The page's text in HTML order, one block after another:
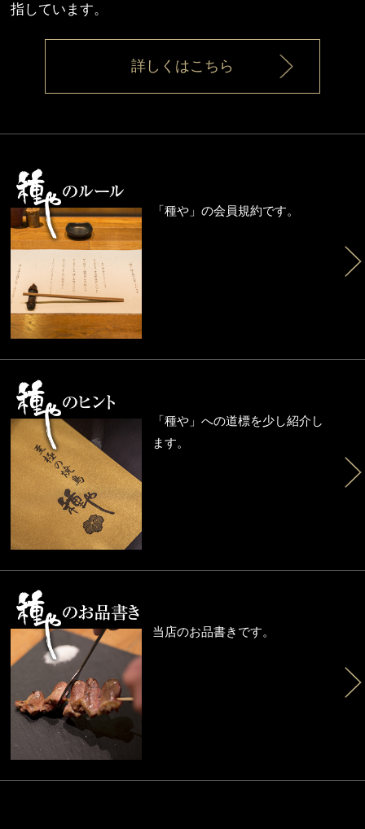
指しています。
詳しくはこちら
「種や」の会員規約です。
「種や」への道標を少し紹介し
ます。
当店のお品書きです。